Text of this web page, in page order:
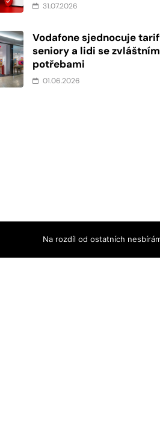
31.07.2026
Vodafone sjednocuje
seniory a lidi se
potřebami
01.06.2026
Na rozdíl od ostatních